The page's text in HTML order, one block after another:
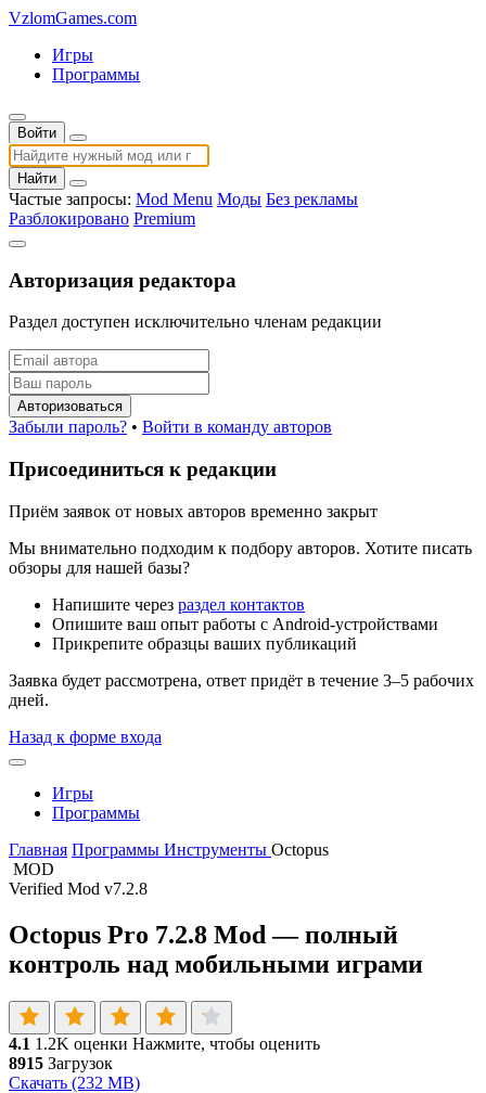
VzlomGames.com
Игры
Программы
Войти
Найти
Частые запросы: Mod Menu Моды Без рекламы
Разблокировано Premium
Авторизация редактора
Раздел доступен исключительно членам редакции
Авторизоваться
Забыли пароль? • Войти в команду авторов
Присоединиться к редакции
Приём заявок от новых авторов временно закрыт
Мы внимательно подходим к подбору авторов. Хотите писать
обзоры для нашей базы?
Напишите через раздел контактов
Опишите ваш опыт работы с Android-устройствами
Прикрепите образцы ваших публикаций
Заявка будет рассмотрена, ответ придёт в течение 3–5 рабочих
дней.
Назад к форме входа
Игры
Программы
Главная Программы Инструменты Octopus
MOD
Verified Mod v7.2.8
Octopus Pro 7.2.8 Mod — полный
контроль над мобильными играми
4.1 1.2K оценки Нажмите, чтобы оценить
8915 Загрузок
Скачать (232 MB)